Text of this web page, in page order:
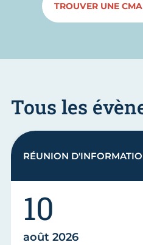
TROUVER UNE
Tous les
10
août 2026
RÉUNION